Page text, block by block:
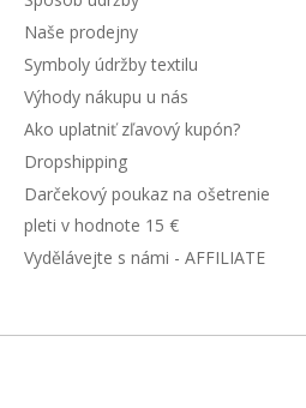
Naše prodejny
Symboly údržby textilu
Výhody nákupu u nás
Ako uplatniť zľavový kupón?
Dropshipping
Darčekový poukaz na ošetrenie
pleti v hodnote 15 €
Vydělávejte s námi - AFFILIATE